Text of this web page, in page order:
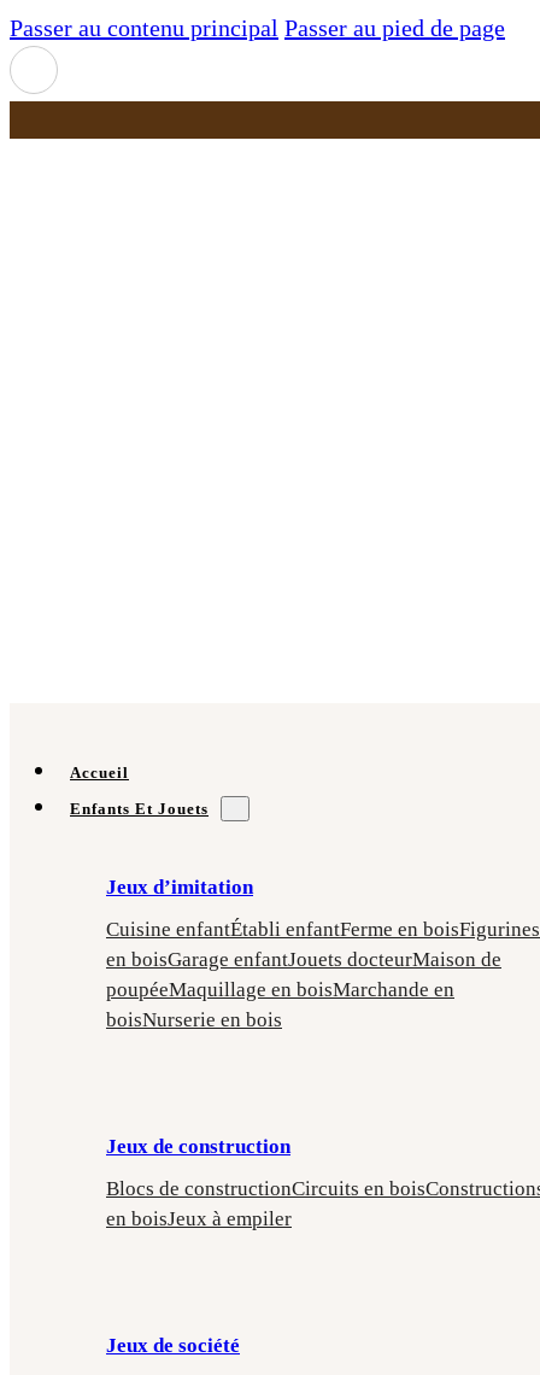
Passer au contenu principal Passer au pied de page
Accueil
Enfants Et Jouets
Jeux d’imitation
Cuisine enfantÉtabli enfantFerme en boisFigurines
en boisGarage enfantJouets docteurMaison de
poupéeMaquillage en boisMarchande en
boisNurserie en bois
Jeux de construction
Blocs de constructionCircuits en bois
en boisJeux à empiler
Jeux de société